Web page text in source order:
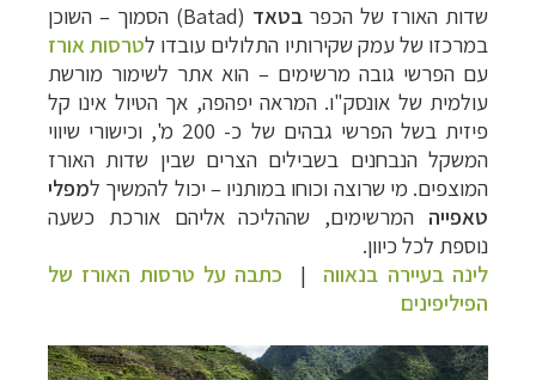
שדות האורז של הכפר בטאד (
Batad) הסמוך – השוכן
במרכזו של עמק שקירותיו התלולים עובדו לטרסות אורז
עם הפרשי גובה מרשימים – הוא אתר לשימור מורשת
עולמית של אונסק"ו. המראה יפהפה, אך הטיול אינו קל
פיזית בשל הפרשי גבהים של כ- 200 מ', וכישורי שיווי
המשקל הנבחנים בשבילים הצרים שבין שדות האורז
המוצפים. מי שרוצה וכוחו במותניו – יכול להמשיך למפלי
טאפייה המרשימים, שההליכה אליהם אורכת כשעה
נוספת לכל כיוון.
לינה בעיירה בנאווה | כתבה על טרסות האורז של
הפיליפינים